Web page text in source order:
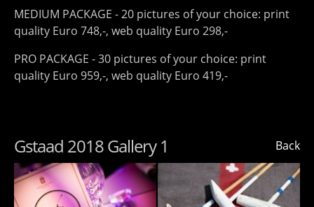
MEDIUM PACKAGE - 20 pictures of your choice: print
quality Euro 748,-, web quality Euro 298,-
PRO PACKAGE - 30 pictures of your choice: print
quality Euro 959,-, web quality Euro 419,-
Back
Gstaad 2018 Gallery 1